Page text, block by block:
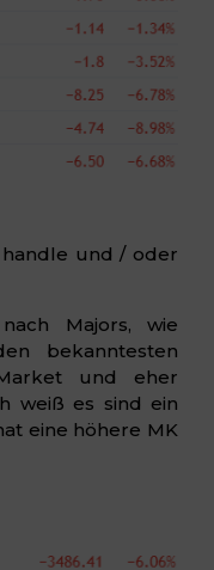
handle und / oder
Majors, wie
bekanntesten
und eher
weiß es sind ein
eine höhere MK